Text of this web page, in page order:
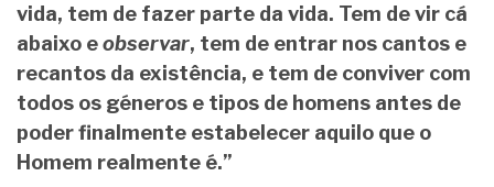
vida, tem de fazer parte da vida. Tem de vir cá
abaixo eobservar, tem de entrar nos cantos e
recantos da existência, e tem de conviver com
todos os géneros e tipos de homens antes de
poder finalmente estabelecer aquilo que o
Homem realmente é.”